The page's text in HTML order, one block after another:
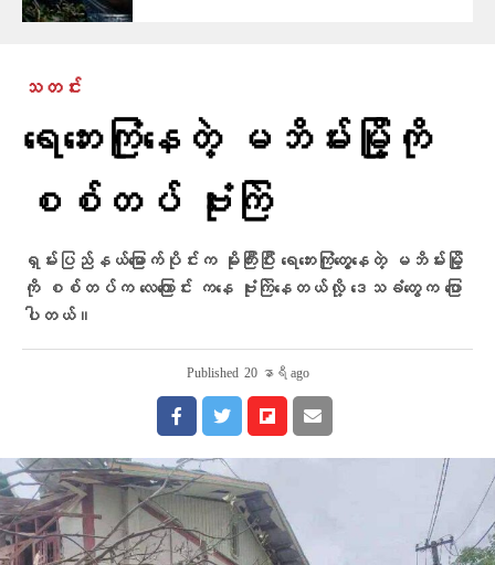
သတင်း
ရေဘေးကြုံနေတဲ့ မဘိမ်းမြို့ကို
စစ်တပ် ဗုံးကြဲ
ရှမ်းပြည်နယ်မြောက်ပိုင်းက မိုးကြီးပြီး ရေဘေးကြုံတွေ့နေတဲ့ မဘိမ်းမြို့
ကို စစ်တပ်က လေကြောင်း ကနေ ဗုံးကြဲနေတယ်လို့ ဒေသခံတွေက ပြော
ပါတယ်။
Published 20 နာရီ ago